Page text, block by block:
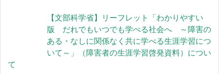
【文部科学省】リーフレット「わかりやすい
版 だれでもいつでも学べる社会へ ～障害の
ある・なしに関係なく共に学べる生涯学習につ
いて～」（障害者の生涯学習啓発資料）につい
て